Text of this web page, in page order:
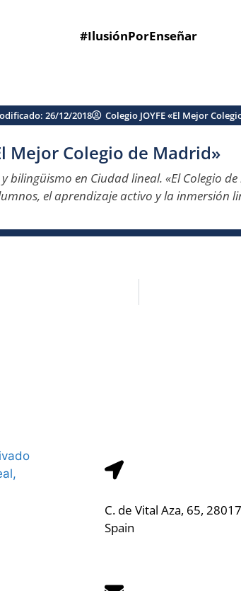
#IlusiónPorEnseñar
26/12/2018 Colegio JOYFE «El Mejor
Mejor Colegio de Madrid»
y bilingüismo en Ciudad lineal. «El Colegio
el aprendizaje activo y la inmersión
C. de Vital Aza, 65,
Spain